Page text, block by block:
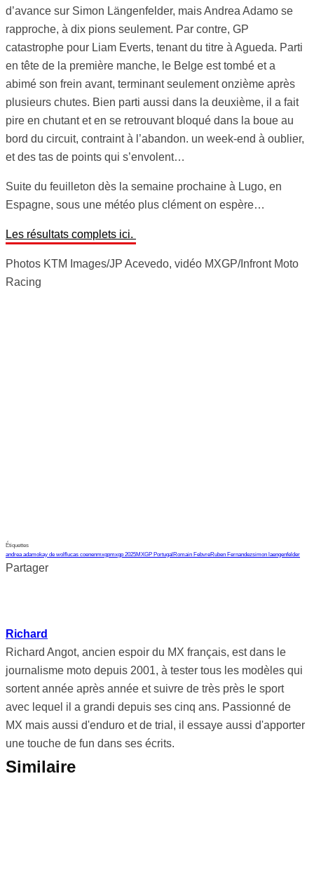
d’avance sur Simon Längenfelder, mais Andrea Adamo se
rapproche, à dix pions seulement. Par contre, GP
catastrophe pour Liam Everts, tenant du titre à Agueda. Parti
en tête de la première manche, le Belge est tombé et a
abimé son frein avant, terminant seulement onzième après
plusieurs chutes. Bien parti aussi dans la deuxième, il a fait
pire en chutant et en se retrouvant bloqué dans la boue au
bord du circuit, contraint à l’abandon. un week-end à oublier,
et des tas de points qui s’envolent…
Suite du feuilleton dès la semaine prochaine à Lugo, en
Espagne, sous une météo plus clément on espère…
Les résultats complets ici.
Photos KTM Images/JP Acevedo, vidéo MXGP/Infront Moto
Racing
Étiquettes
andrea adamokay de wolf lucas coenenmxgpmxgp 2025MXGP Portugal Romain FebvreRuben Fernandezsimon laengenfelder
Partager
Richard
Richard Angot, ancien espoir du MX français, est dans le
journalisme moto depuis 2001, à tester tous les modèles qui
sortent année après année et suivre de très près le sport
avec lequel il a grandi depuis ses cinq ans. Passionné de
MX mais aussi d'enduro et de trial, il essaye aussi d'apporter
une touche de fun dans ses écrits.
Similaire